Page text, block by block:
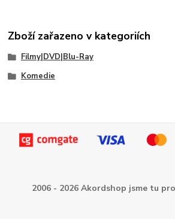
Zboží zařazeno v kategoriích
Filmy|DVD|Blu-Ray
Komedie
2006 - 2026 Akordshop jsme tu